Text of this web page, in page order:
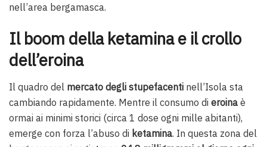
nell’area bergamasca.
Il boom della ketamina e il crollo
dell’eroina
Il quadro del mercato degli stupefacenti nell’Isola sta
cambiando rapidamente. Mentre il consumo di eroina è
ormai ai minimi storici (circa 1 dose ogni mille abitanti),
emerge con forza l’abuso di ketamina. In questa zona del